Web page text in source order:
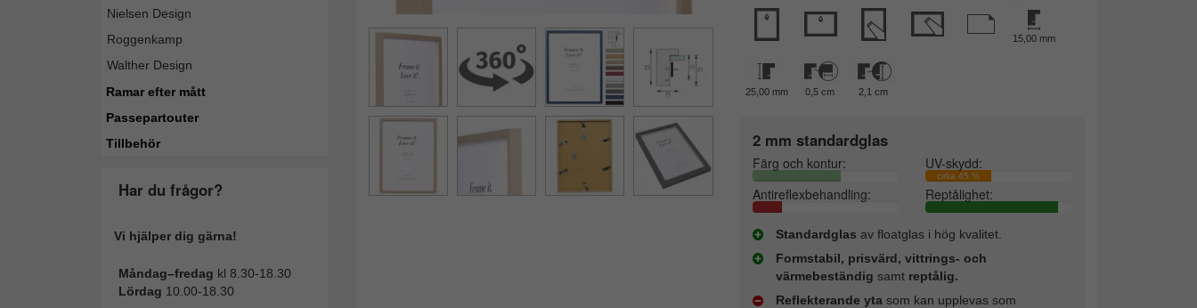
Nielsen Design
Roggenkamp
Walther Design
Ramar efter mått
Passepartouter
Tillbehör
Har du frågor?
Vi hjälper dig gärna!
Måndag–fredag kl 8.30-18.30
Lördag 10.00-18.30
15,00 mm
25,00 mm 0,5 cm 2,1 cm
2 mm standardglas
Färg och kontur: UV-skydd:
cirka 45 %
Antireflexbehandling: Reptålighet:
Standardglas av floatglas i hög kvalitet.
Formstabil, prisvärd, vittrings- och
värmebeständig samt reptålig.
Reflekterande yta som kan upplevas som